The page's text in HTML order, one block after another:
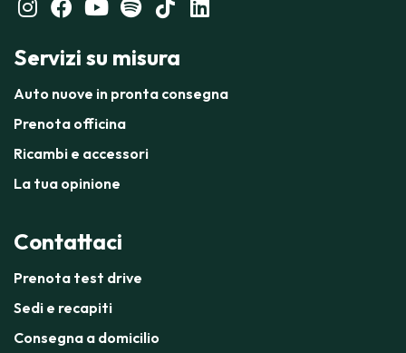
Servizi su misura
Auto nuove in pronta consegna
Prenota officina
Ricambi e accessori
La tua opinione
Contattaci
Prenota test drive
Sedi e recapiti
Consegna a domicilio